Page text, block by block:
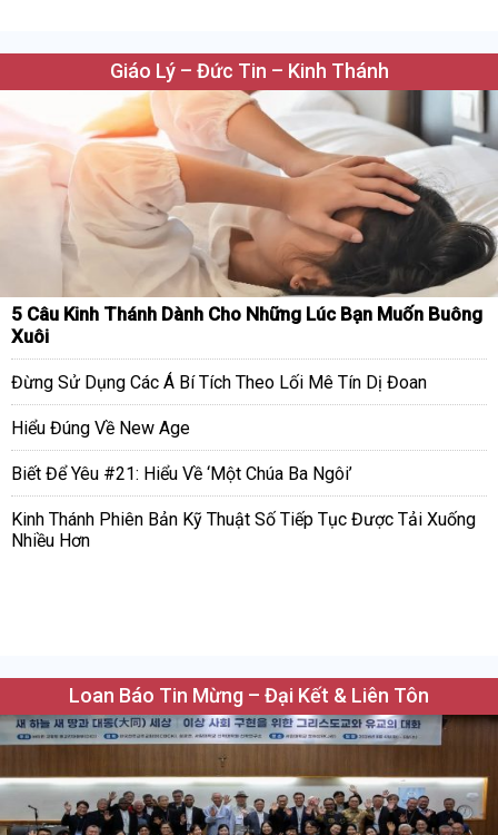
Giáo Lý – Đức Tin – Kinh Thánh
5 Câu Kinh Thánh Dành Cho Những Lúc Bạn Muốn Buông
Xuôi
Đừng Sử Dụng Các Á Bí Tích Theo Lối Mê Tín Dị Đoan
Hiểu Đúng Về New Age
Biết Để Yêu #21: Hiểu Về ‘Một Chúa Ba Ngôi’
Kinh Thánh Phiên Bản Kỹ Thuật Số Tiếp Tục Được Tải Xuống
Nhiều Hơn
Loan Báo Tin Mừng – Đại Kết & Liên Tôn